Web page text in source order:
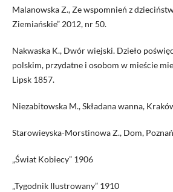
Malanowska Z., Ze wspomnień z
Ziemiańskie” 2012, nr 50.
Nakwaska K., Dwór wiejski. Dzieło
polskim, przydatne i osobom w mieście
Lipsk 1857.
Niezabitowska M., Składana wanna,
Starowieyska-Morstinowa Z., Dom,
„Świat Kobiecy” 1906
„Tygodnik Ilustrowany” 1910